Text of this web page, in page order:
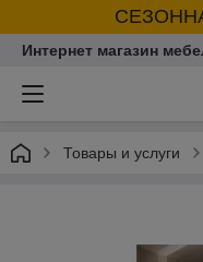
Интернет магазин
Товары и услуги